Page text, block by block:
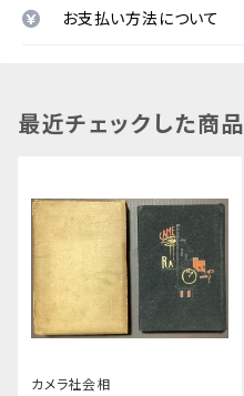
お支払い方法について
最近チェックした商品
カメラ社会相